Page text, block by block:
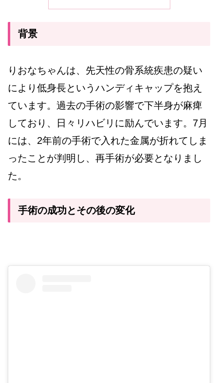
背景
りおなちゃんは、先天性の骨系統疾患の疑い
により低身長というハンディキャップを抱え
ています。過去の手術の影響で下半身が麻痺
しており、日々リハビリに励んでいます。7月
には、2年前の手術で入れた金属が折れてしま
ったことが判明し、再手術が必要となりまし
た。
手術の成功とその後の変化